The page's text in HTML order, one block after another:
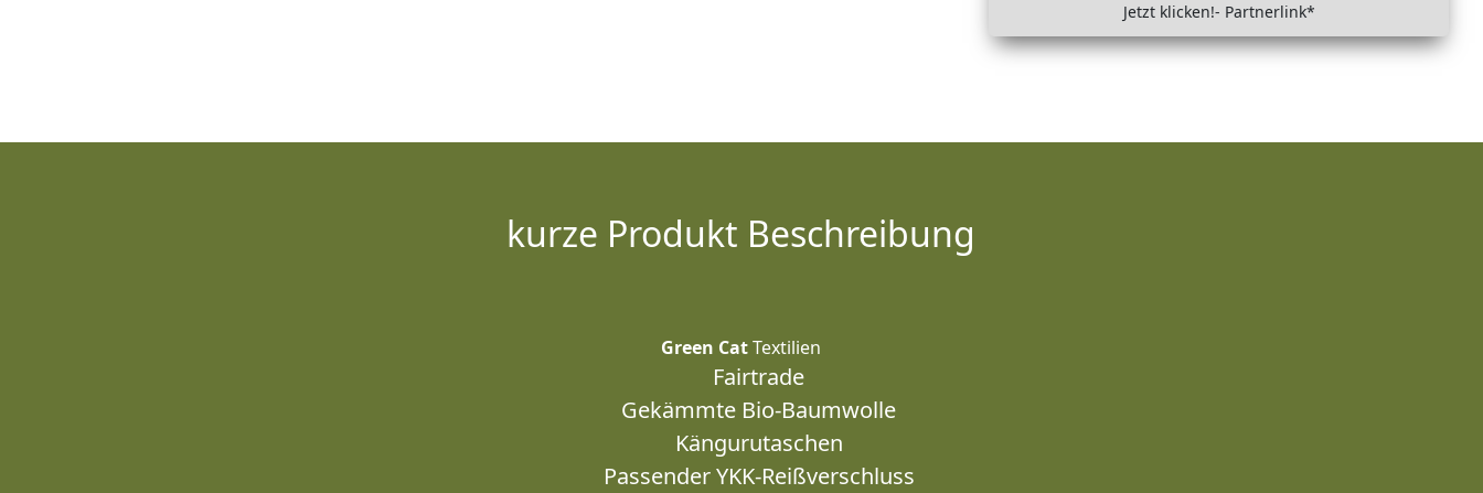
Jetzt klicken!- Partnerlink*
kurze Produkt Beschreibung
Green CatTextilien
Fairtrade
Gekämmte Bio-Baumwolle
Kängurutaschen
Passender YKK-Reißverschluss